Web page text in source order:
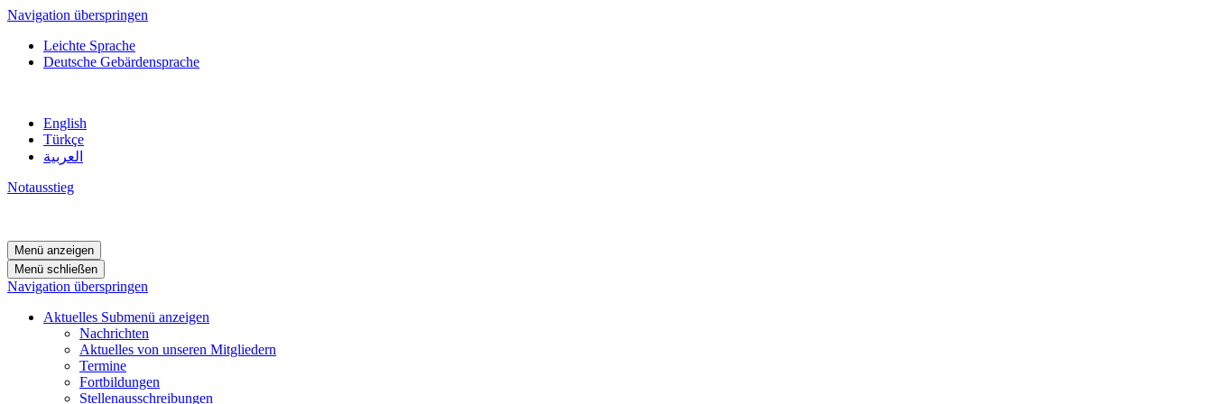
Navigation überspringen
Leichte Sprache
Deutsche Gebärdensprache
English
Türkçe
العربية
Notausstieg
Menü anzeigen
Menü schließen
Navigation überspringen
Aktuelles Submenü anzeigen
Nachrichten
Aktuelles von unseren Mitgliedern
Termine
Fortbildungen
Stellenausschreibungen